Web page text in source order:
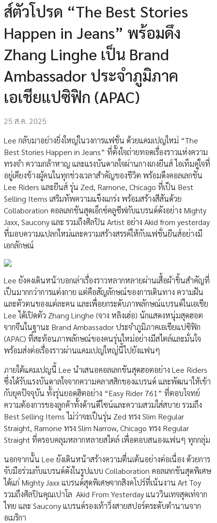
ส์ตัวโปรด “The Best Stories
Happen in Jeans” พร้อมดึง
Zhang Linghe เป็น Brand
Ambassador ประจำภูมิภาค
เอเชียแปซิฟิก (APAC)
25 ส.ค. 2025
Lee กลับมาอย่างยิ่งใหญ่ในวงการแฟชั่น ด้วยแคมเปญใหม่ “The
Best Stories Happen in Jeans” ที่ตั้งใจถ่ายทอดเรื่องราวแห่งความ
ทรงจำ ความกล้าหาญ และแรงบันดาลใจผ่านกางเกงยีนส์ ไอเท็มคู่ใจที่
อยู่เคียงข้างผู้คนในทุกช่วงเวลาสำคัญของชีวิต พร้อมดึงคอลเลกชัน
Lee Riders และยีนส์ รุ่น Zed, Ramone, Chicago ที่เป็น Best
Selling Items เสริมทัพความแข็งแกร่ง พร้อมสร้างสีสันด้วย
Collaboration คอลเลกชันสุดเอ็กซ์คลูซีฟกับแบรนด์ดังอย่าง Mighty
Jaxx, Saucony และ รวมถึงศิลปิน Artist อย่าง Akid from yesterday
ที่มอบความแปลกใหม่และความสร้างสรรค์ให้กับแฟชั่นยีนส์อย่างมี
เอกลักษณ์
Lee ยังคงเดินหน้าบอกเล่าเรื่องราวหลากหลายผ่านเสื้อผ้าชิ้นสำคัญที่
เป็นมากกว่าการแต่งกาย แต่คือสัญลักษณ์ของการเดินทาง ความฝัน
และตัวตนของแต่ละคน และเพื่อยกระดับภาพลักษณ์แบรนด์ในเอเชีย
Lee ได้เปิดตัว Zhang Linghe (จาง หลิงเฮ่อ) นักแสดงหนุ่มสุดฮอต
จากจีนในฐานะ Brand Ambassador ประจำภูมิภาคเอเชียแปซิฟิก
(APAC) ที่สะท้อนภาพลักษณ์ของคนรุ่นใหม่อย่างมีสไตล์และมั่นใจ
พร้อมส่งต่อเรื่องราวผ่านแคมเปญใหญ่นี้ไปยังแฟนๆ
ภายใต้แคมเปญนี้ Lee นำเสนอคอลเลกชันสุดฮอตอย่าง Lee Riders
ซึ่งได้รับแรงบันดาลใจจากความคลาสสิกของแบรนด์ และพัฒนาให้เข้า
กับยุคปัจจุบัน ทั้งรุ่นยอดฮิตอย่าง “Easy Rider 761” ที่ตอบโจทย์
ความต้องการของลูกค้าทั้งด้านดีไซน์และความสวมใส่สบาย รวมถึง
Best Selling Items ไม่ว่าจะเป็นรุ่น Zed ทรง Slim Regular
Straight, Ramone ทรง Slim Narrow, Chicago ทรง Regular
Straight ที่ครอบคลุมหลากหลายสไตล์ เพื่อตอบสนองแฟนๆ ทุกกลุ่ม
นอกจากนั้น Lee ยังเดินหน้าสร้างความตื่นเต้นอย่างต่อเนื่อง ด้วยการ
จับมือร่วมกับแบรนด์ดังในรูปแบบ Collaboration คอลเลกชันสุดพิเศษ
ได้แก่ Mighty Jaxx แบรนด์สุดพิเศษจากสิงคโปร์ที่เน้นงาน Art Toy
รวมถึงศิลปินคุณเปาโล Akid From Yesterday แนววินเทจสุดเท่จาก
ไทย และ Saucony แบรนด์รองเท้าวิ่งสายสปอร์ตระดับตำนานจาก
อเมริกา